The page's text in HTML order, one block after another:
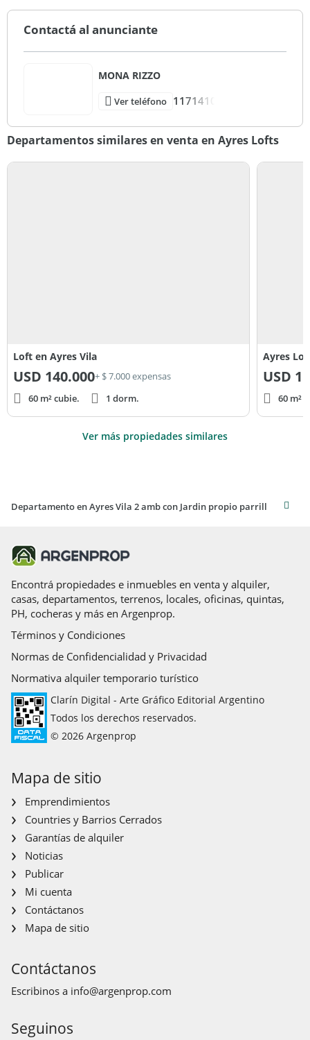
Excelente
Contactá al anunciante
MONA RIZZO
Ver teléfono 1171410
Departamentos similares en venta en Ayres Lofts
Loft en Ayres Vila
USD 140.000+ $ 7.000 expensas
60 m² cubie.
1 dorm.
Ayres
USD
60 m²
Ver más propiedades similares
Departamento en Ayres Vila 2 amb con Jardin propio parrill
Encontrá propiedades e inmuebles en venta y alquiler,
casas, departamentos, terrenos, locales, oficinas, quintas,
PH, cocheras y más en Argenprop.
Términos y Condiciones
Normas de Confidencialidad y Privacidad
Normativa alquiler temporario turístico
Clarín Digital - Arte Gráfico Editorial Argentino
Todos los derechos reservados.
© 2026 Argenprop
Mapa de sitio
Emprendimientos
Countries y Barrios Cerrados
Garantías de alquiler
Noticias
Publicar
Mi cuenta
Contáctanos
Mapa de sitio
Contáctanos
Escribinos a info@argenprop.com
Seguinos